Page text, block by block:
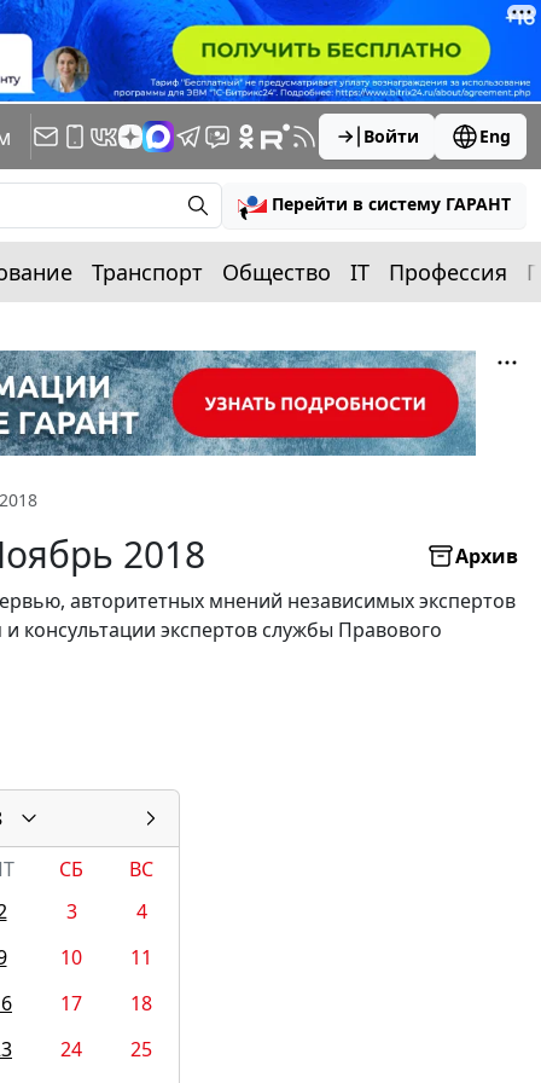
Войти Eng
Перейти в систему ГАРАНТ
Транспорт Общество IT Профессия
2018
Архив
авторитетных мнений независимых экспертов
консультации экспертов службы Правового
СБ
ВС
3
4
10
11
17
18
24
25